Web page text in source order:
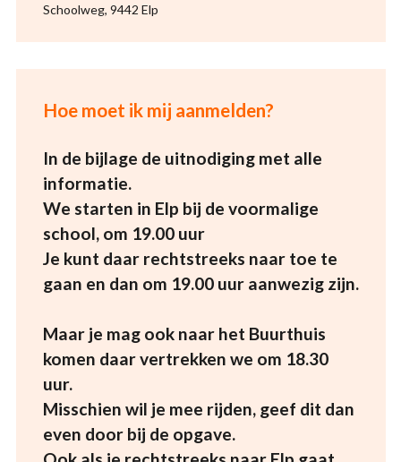
Schoolweg, 9442 Elp
Hoe moet ik mij aanmelden?
In de bijlage de uitnodiging met alle
informatie.
We starten in Elp bij de voormalige
school, om 19.00 uur
Je kunt daar rechtstreeks naar toe te
gaan en dan om 19.00 uur aanwezig zijn.
Maar je mag ook naar het Buurthuis
komen daar vertrekken we om 18.30
uur.
Misschien wil je mee rijden, geef dit dan
even door bij de opgave.